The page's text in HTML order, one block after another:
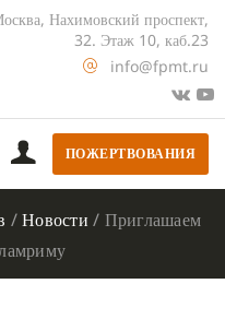
Нахимовский проспект,
32. Этаж 10, каб.23
info@fpmt.ru
ПОЖЕРТВОВАНИЯ
/Новости / Приглашаем